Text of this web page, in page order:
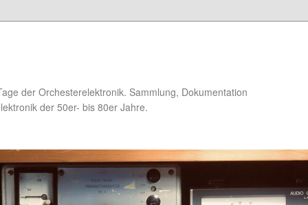
der Orchesterelektronik. Sammlung, Dokumentation
der 50er- bis 80er Jahre.